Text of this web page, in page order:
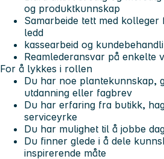
og produktkunnskap
Samarbeide tett med
ledd
kassearbeid og
Reamlederansvar på enkelte
For å lykkes i rollen
Du har noe plantekunnskap,
utdanning eller fagbrev
Du har erfaring fra butikk,
serviceyrke
Du har mulighet til å jobbe
Du finner glede i å dele
inspirerende måte